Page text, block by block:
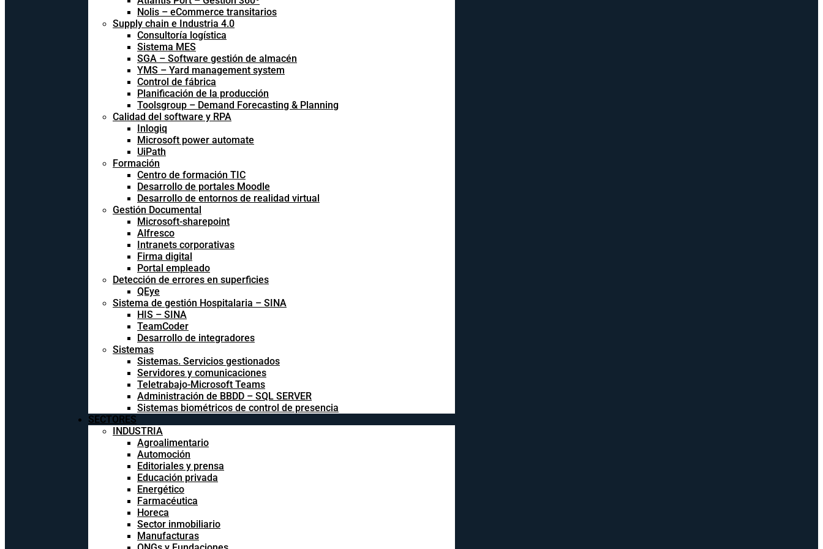
Nolis – eCommerce transitarios
Supply chain e Industria 4.0
Consultoría logística
Sistema MES
SGA – Software gestión de almacén
YMS – Yard management system
Control de fábrica
Planificación de la producción
Toolsgroup – Demand Forecasting & Planning
Calidad del software y RPA
Inlogiq
Microsoft power automate
UiPath
Formación
Centro de formación TIC
Desarrollo de portales Moodle
Desarrollo de entornos de realidad virtual
Gestión Documental
Microsoft-sharepoint
Alfresco
Intranets corporativas
Firma digital
Portal empleado
Detección de errores en superficies
QEye
Sistema de gestión Hospitalaria – SINA
HIS – SINA
TeamCoder
Desarrollo de integradores
Sistemas
Sistemas. Servicios gestionados
Servidores y comunicaciones
Teletrabajo-Microsoft Teams
Administración de BBDD – SQL SERVER
Sistemas biométricos de control de presencia
SECTORES
INDUSTRIA
Agroalimentario
Automoción
Editoriales y prensa
Educación privada
Energético
Farmacéutica
Horeca
Sector inmobiliario
Manufacturas